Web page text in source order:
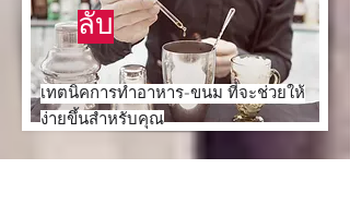
เทตนิคการทำอาหาร-ขนม ที่จะช่วยให้
ง่ายขึ้นสำหรับคุณ
ลับ